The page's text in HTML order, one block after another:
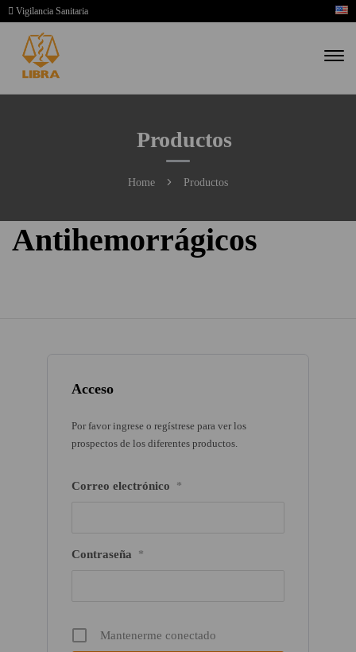
Vigilancia Sanitaria
Productos
Home Productos
Acceso
Por favor ingrese o regístrese para ver los
prospectos de los diferentes productos.
Correo electrónico *
Contraseña *
Mantenerme conectado
Antihemorrágicos